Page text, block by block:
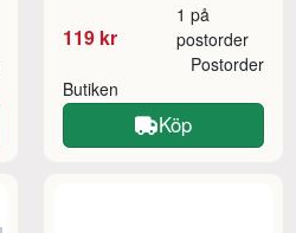
119 kr
1 på
postorder
Butiken
Postorder
Köp